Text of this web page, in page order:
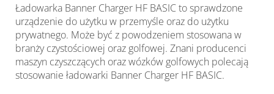
Ładowarka Banner Charger HF BASIC to sprawdzone
urządzenie do użytku w przemyśle oraz do użytku
prywatnego. Może być z powodzeniem stosowana w
branży czystościowej oraz golfowej. Znani producenci
maszyn czyszczących oraz wózków golfowych polecają
stosowanie ładowarki Banner Charger HF BASIC.